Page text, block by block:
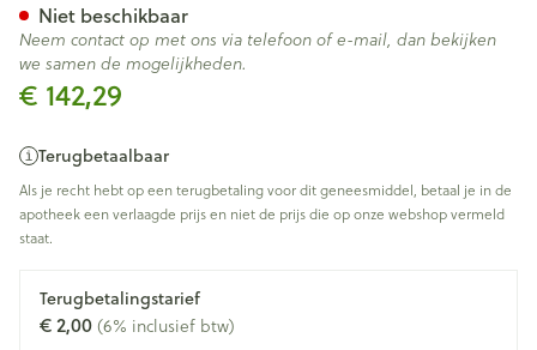
€ 142,29
Terugbetaalbaar
Als je recht hebt op een terugbetaling voor dit geneesmiddel, betaal je in de
apotheek een verlaagde prijs en niet de prijs die op onze webshop vermeld
staat.
Terugbetalingstarief
€ 2,00 (6% inclusief btw)
Niet beschikbaar
Neem contact op met ons via telefoon of e-mail, dan bekijken
we samen de mogelijkheden.